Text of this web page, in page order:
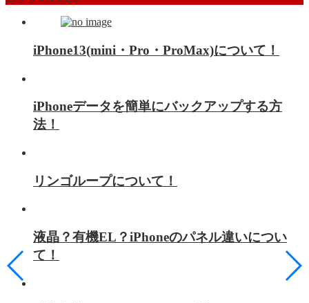
iPhone13(mini・Pro・ProMax)について！
iPhoneデータを簡単にバックアップする方
法！
リンゴループについて！
液晶？有機EL？iPhoneのパネル違いについ
て！